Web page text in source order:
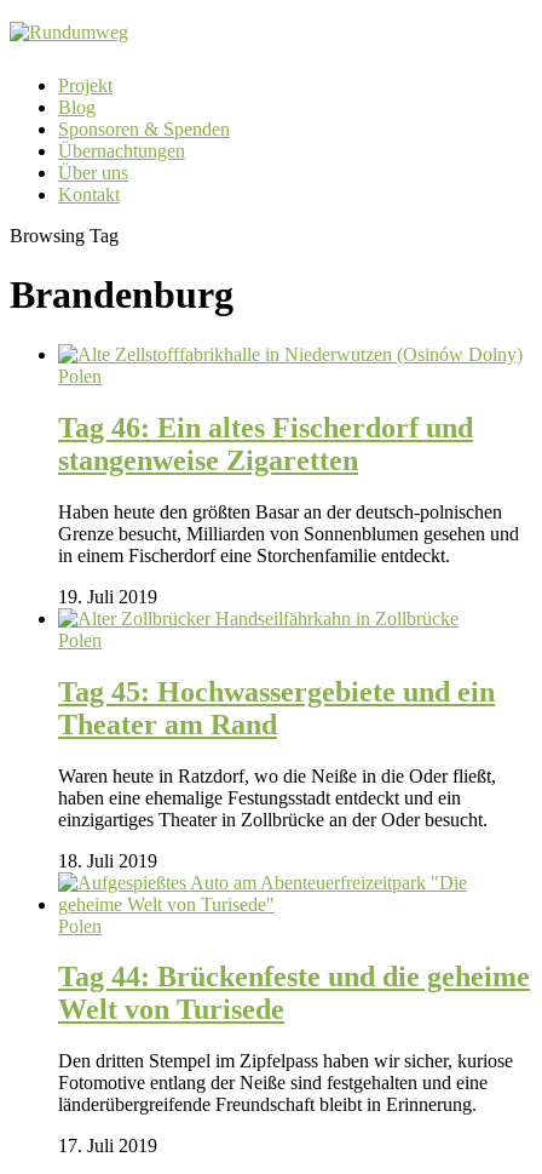
Projekt
Blog
Sponsoren & Spenden
Übernachtungen
Über uns
Kontakt
Browsing Tag
Brandenburg
Polen
Tag 46: Ein altes Fischerdorf und
stangenweise Zigaretten
Haben heute den größten Basar an der deutsch-polnischen
Grenze besucht, Milliarden von Sonnenblumen gesehen und
in einem Fischerdorf eine Storchenfamilie entdeckt.
19. Juli 2019
Polen
Tag 45: Hochwassergebiete und ein
Theater am Rand
Waren heute in Ratzdorf, wo die Neiße in die Oder fließt,
haben eine ehemalige Festungsstadt entdeckt und ein
einzigartiges Theater in Zollbrücke an der Oder besucht.
18. Juli 2019
Polen
Tag 44: Brückenfeste und die geheime
Welt von Turisede
Den dritten Stempel im Zipfelpass haben wir sicher, kuriose
Fotomotive entlang der Neiße sind festgehalten und eine
länderübergreifende Freundschaft bleibt in Erinnerung.
17. Juli 2019